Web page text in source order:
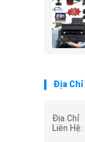
Địa Chỉ
Địa Chỉ
Liên Hệ: